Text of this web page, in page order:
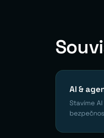
AI &
Stavíme